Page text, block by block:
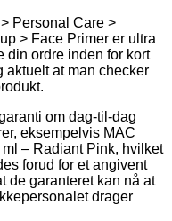
Personal Care >
> Face Primer er ultra
din ordre inden for kort
aktuelt at man checker
om dag-til-dag
eksempelvis MAC
– Radiant Pink, hvilket
forud for et angivent
de garanteret kan nå at
drager